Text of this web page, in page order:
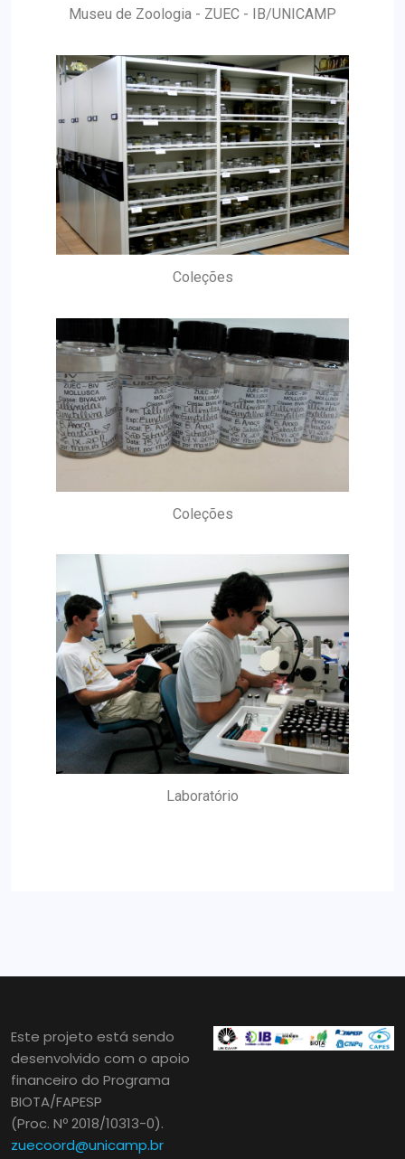
Museu de Zoologia - ZUEC - IB/UNICAMP
Coleções
Coleções
Laboratório
Este projeto está sendo
desenvolvido com o apoio
financeiro do Programa
BIOTA/FAPESP
(Proc. Nº 2018/10313-0).
zuecoord@unicamp.br